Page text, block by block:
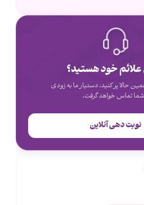
علائم خود هستید؟
حالا پر کنید، دستیار ما به زودی
شما تماس خواهد گرفت.
نوبت دهی آنلاین